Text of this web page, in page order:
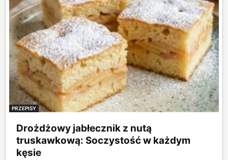
PRZEPISY
Drożdżowy jabłecznik z nutą
truskawkową: Soczystość w każdym
kęsie